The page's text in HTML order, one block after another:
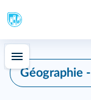
Géographie